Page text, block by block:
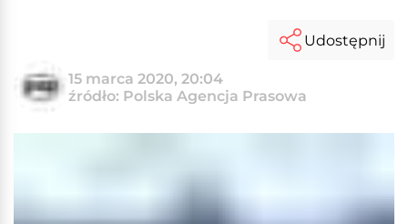
15 marca 2020, 20:04
źródło: Polska Agencja Prasowa
Udostępnij